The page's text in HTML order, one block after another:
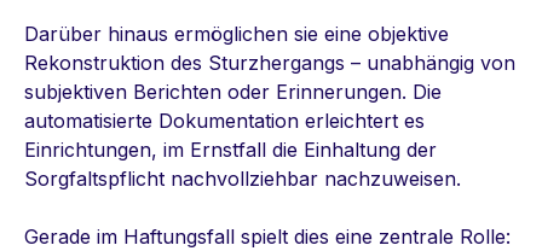
Darüber hinaus ermöglichen sie eine objektive
Rekonstruktion des Sturzhergangs – unabhängig von
subjektiven Berichten oder Erinnerungen. Die
automatisierte Dokumentation erleichtert es
Einrichtungen, im Ernstfall die Einhaltung der
Sorgfaltspflicht nachvollziehbar nachzuweisen.
Gerade im Haftungsfall spielt dies eine zentrale Rolle: